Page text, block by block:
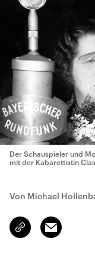
Der Schauspieler und
mit der Kabarettistin
Von Michael
Link
kopieren/teilen
Email